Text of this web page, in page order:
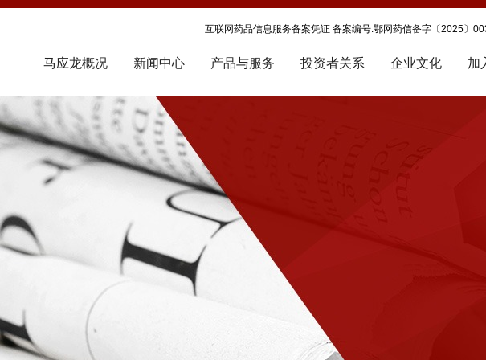
互联网药品信息服务备案凭证 备案编号:鄂网药信备字〔2025〕
马应龙概况 新闻中心 产品与服务 投资者关系 企业文化 加